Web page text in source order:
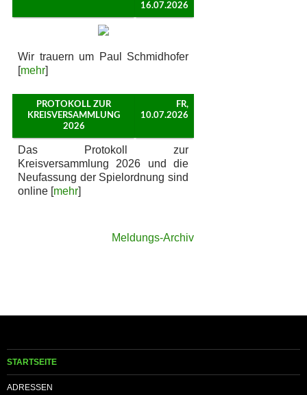
16.07.2026
Wir trauern um Paul Schmidhofer
[mehr]
PROTOKOLL ZUR
KREISVERSAMMLUNG
2026
FR,
10.07.2026
Das Protokoll zur
Kreisversammlung 2026 und die
Neufassung der Spielordnung sind
online [mehr]
Meldungs-Archiv
STARTSEITE
ADRESSEN